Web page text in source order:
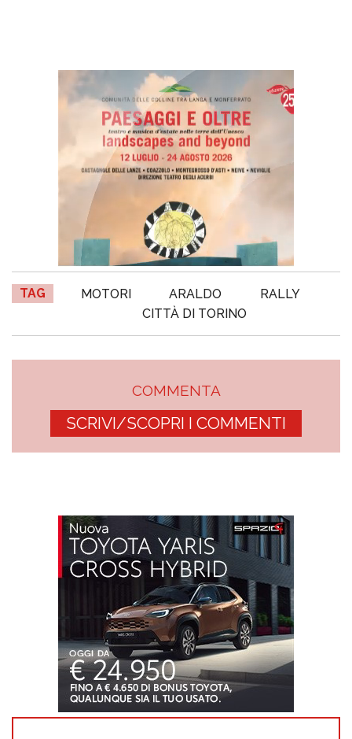
TAG MOTORI ARALDO
RALLY
CITTÀ DI TORINO
COMMENTA
SCRIVI/SCOPRI I COMMENTI